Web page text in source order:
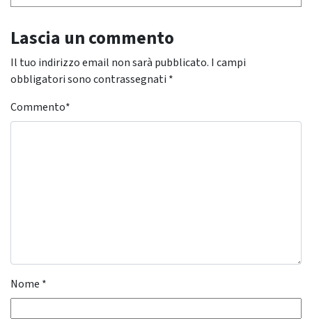
Lascia un commento
Il tuo indirizzo email non sarà pubblicato. I campi
obbligatori sono contrassegnati *
Commento*
Nome *